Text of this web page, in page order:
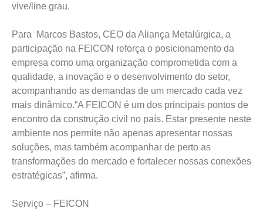
vive/line grau.
Para Marcos Bastos, CEO da Aliança Metalúrgica, a
participação na FEICON reforça o posicionamento da
empresa como uma organização comprometida com a
qualidade, a inovação e o desenvolvimento do setor,
acompanhando as demandas de um mercado cada vez
mais dinâmico.“A FEICON é um dos principais pontos de
encontro da construção civil no país. Estar presente neste
ambiente nos permite não apenas apresentar nossas
soluções, mas também acompanhar de perto as
transformações do mercado e fortalecer nossas conexões
estratégicas”, afirma.
Serviço – FEICON